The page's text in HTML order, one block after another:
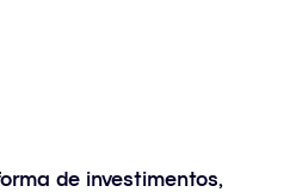
de investimentos,